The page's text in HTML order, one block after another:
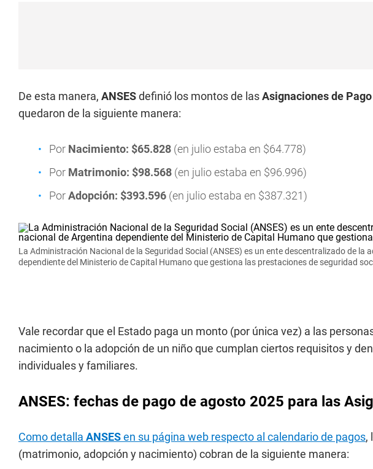
De esta manera, ANSESdefinió los montos de lasAsignaciones de
quedaron de la siguiente manera:
Por Nacimiento: $65.828 (en julio estaba en $64.778)
Por Matrimonio: $98.568 (en julio estaba en $96.996)
PorAdopción: $393.596 (en julio estaba en $387.321)
La Administración Nacional de la Seguridad Social (ANSES) es un ente descentralizado de
dependiente del Ministerio de Capital Humano que gestiona las prestaciones de seguridad
Vale recordar que el Estado paga un monto (por única vez) a las
nacimiento o la adopción de un niño que cumplan ciertos requisitos y
individuales y familiares.
ANSES: fechas de pago de agosto 2025 para las
Como detalla ANSESen su página web respecto al calendario de pagos,
(matrimonio, adopción y nacimiento) cobran de la siguiente manera: